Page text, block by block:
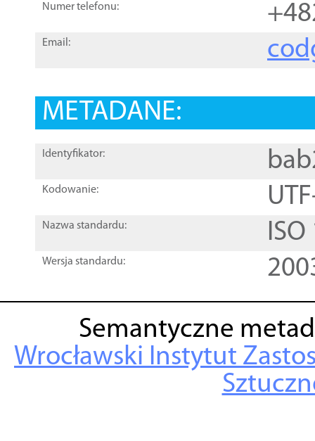
Numer telefonu:
Email:
METADANE:
Identyfikator:
Kodowanie:
Nazwa standardu:
Wersja standardu:
Semantyczne
Wrocławski Instytut